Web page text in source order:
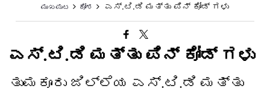
ಮುಖಪುಟ ಕೋಶ ಎಸ್.ಟಿ.ಡಿ ಮತ್ತು ಪಿನ್ ಕೋಡ್ ಗಳು
ಎಸ್.ಟಿ.ಡಿ ಮತ್ತು ಪಿನ್ ಕೋಡ್ ಗಳು
ತುಮಕೂರು ಜಿಲ್ಲೆಯ ಎಸ್.ಟಿ.ಡಿ ಮತ್ತು